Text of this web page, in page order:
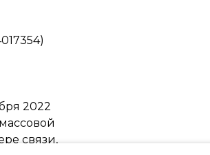
2022
связи,